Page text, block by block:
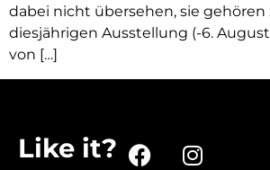
dabei nicht übersehen, sie gehören
diesjährigen Ausstellung (-6.
von […]
Like it?